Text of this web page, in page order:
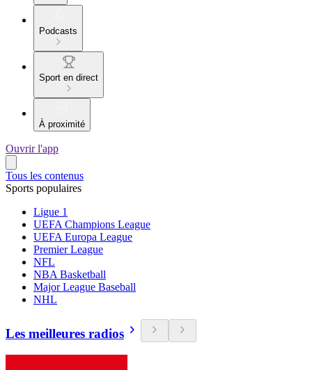
Podcasts
Sport en direct
À proximité
Ouvrir l'app
Tous les contenus
Sports populaires
Ligue 1
UEFA Champions League
UEFA Europa League
Premier League
NFL
NBA Basketball
Major League Baseball
NHL
Les meilleures radios